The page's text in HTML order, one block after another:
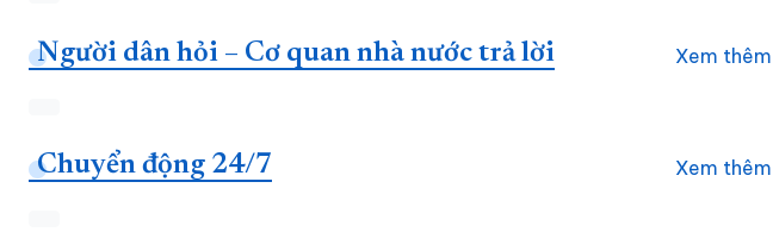
Người dân hỏi – Cơ quan nhà nước trả lời Xem thêm
Chuyển động 24/7 Xem thêm